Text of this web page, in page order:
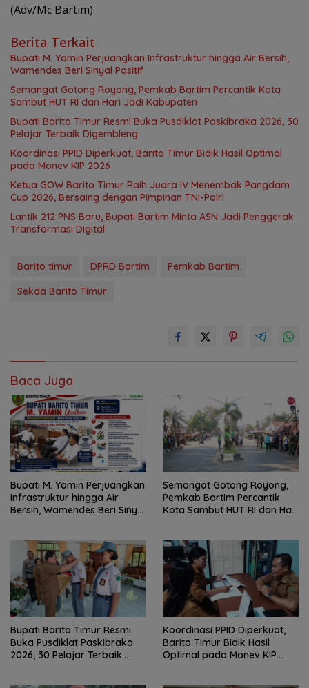
(Adv/Mc Bartim)
Berita Terkait
Bupati M. Yamin Perjuangkan Infrastruktur hingga Air Bersih,
Wamendes Beri Sinyal Positif
Semangat Gotong Royong, Pemkab Bartim Percantik Kota
Sambut HUT RI dan Hari Jadi Kabupaten
Bupati Barito Timur Resmi Buka Pusdiklat Paskibraka 2026, 30
Pelajar Terbaik Digembleng
Koordinasi PPID Diperkuat, Barito Timur Bidik Hasil Optimal
pada Monev KIP 2026
Ketua GOW Barito Timur Raih Juara IV Menembak Pangdam
Cup 2026, Bersaing dengan Pimpinan TNI-Polri
Lantik 212 PNS Baru, Bupati Bartim Minta ASN Jadi Penggerak
Transformasi Digital
Barito timur DPRD Bartim
Pemkab Bartim
Sekda Barito Timur
Baca Juga
Bupati M. Yamin Perjuangkan
Infrastruktur hingga Air
Bersih, Wamendes Beri Sinyal
Semangat Gotong Royong,
Pemkab Bartim Percantik
Kota Sambut HUT RI dan Hari
Bupati Barito Timur Resmi
Buka Pusdiklat Paskibraka
2026, 30 Pelajar Terbaik
Koordinasi PPID Diperkuat,
Barito Timur Bidik Hasil
Optimal pada Monev KIP